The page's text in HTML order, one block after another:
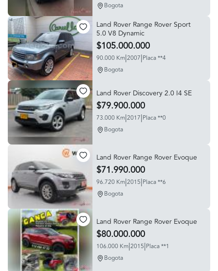
Bogota
Land Rover Range Rover Sport
5.0 V8 Dynamic
$105.000.000
90.000 Km|2007|Placa **4
Bogota
Land Rover Discovery 2.0 I4 SE
$79.900.000
73.000 Km|2017|Placa **0
Bogota
Land Rover Range Rover Evoque
$71.990.000
96.720 Km|2015|Placa **6
Bogota
Land Rover Range Rover Evoque
$80.000.000
106.000 Km|2015|Placa **1
Bogota